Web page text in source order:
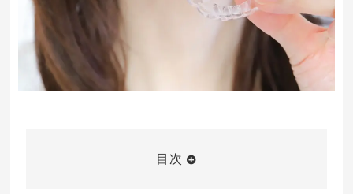
目次